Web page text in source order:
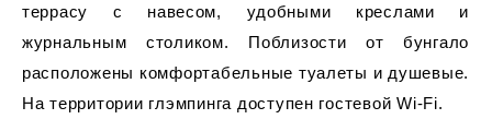
террасу с навесом, удобными креслами и
журнальным столиком. Поблизости от бунгало
расположены комфортабельные туалеты и душевые.
На территории глэмпинга доступен гостевой Wi-Fi.